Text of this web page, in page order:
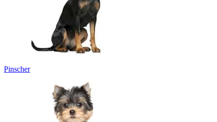
Pinscher